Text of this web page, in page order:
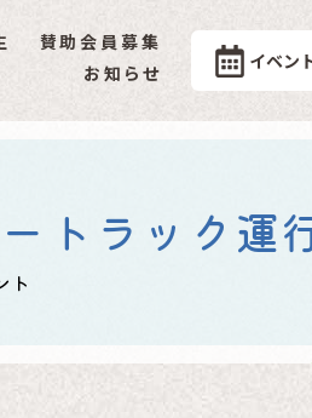
賛助会員募集
お知らせ
イベン
トラック運
ト